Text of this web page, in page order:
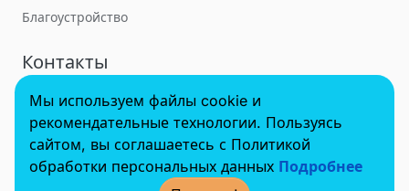
Благоустройство
Контакты
towerbuildforum@yandex.ru
© 2022 - 2025 InvestSteel, Inc. Все права защищены.
Мы используем файлы cookie и
рекомендательные технологии. Пользуясь
сайтом, вы соглашаетесь с Политикой
обработки персональных данных Подробнее